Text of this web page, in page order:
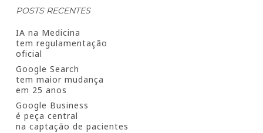
POSTS RECENTES
IA na Medicina
tem regulamentação
oficial
Google Search
tem maior mudança
em 25 anos
Google Business
é peça central
na captação de pacientes